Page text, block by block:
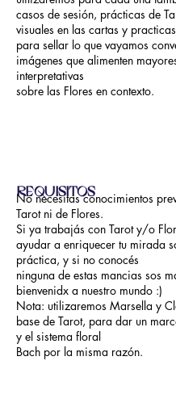
casos de sesión, prácticas de
visuales en las cartas y
para sellar lo que vayamos
imágenes que alimenten
interpretativas
sobre las Flores en contexto.
No necesitas conocimientos
Tarot ni de Flores.
Si ya trabajás con Tarot y/o
ayudar a enriquecer tu mirada
práctica, y si no conocés
ninguna de estas mancias sos
bienvenidx a nuestro mundo :)
Nota: utilizaremos Marsella y
base de Tarot, para dar un
y el sistema floral
Bach por la misma razón.
REQUISITOS